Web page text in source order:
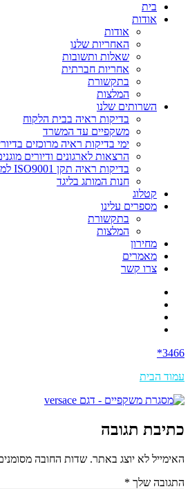
בית
אודות
אודות
האחריות שלנו
שאלות ותשובות
אחריות חברתית
בתקשורת
המלצות
השרותים שלנו
בדיקות ראיה בבית הלקוח
משקפיים עד המשרד
ימי בדיקות ראיה מרוכזים
הרצאות לארגונים ודיורים
בדיקות ראיה תקן ISO9001 למפעלים וחברות
חנות המותג בליגד
קטלוג
מספרים עלינו
בתקשורת
המלצות
מחירון
מאמרים
צרו קשר
3466*
עמוד הבית
כתיבת תגובה
האימייל לא יוצג באתר. שדות החובה
התגובה שלך *